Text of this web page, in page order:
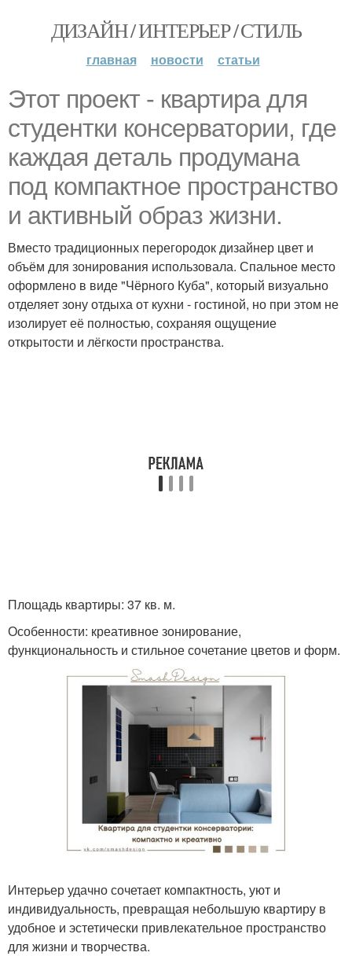
ДИЗАЙН / ИНТЕРЬЕР / СТИЛЬ
главная новости статьи
Этот проект - квартира для
студентки консерватории, где
каждая деталь продумана
под компактное пространство
и активный образ жизни.
Вместо традиционных перегородок дизайнер цвет и
объём для зонирования использовала. Спальное место
оформлено в виде "Чёрного Куба", который визуально
отделяет зону отдыха от кухни - гостиной, но при этом не
изолирует её полностью, сохраняя ощущение
открытости и лёгкости пространства.
Площадь квартиры: 37 кв. м.
Особенности: креативное зонирование,
функциональность и стильное сочетание цветов и форм.
Интерьер удачно сочетает компактность, уют и
индивидуальность, превращая небольшую квартиру в
удобное и эстетически привлекательное пространство
для жизни и творчества.